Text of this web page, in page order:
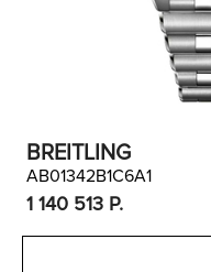
BREITLING
AB01342B1C6A1
1 140 513 P.